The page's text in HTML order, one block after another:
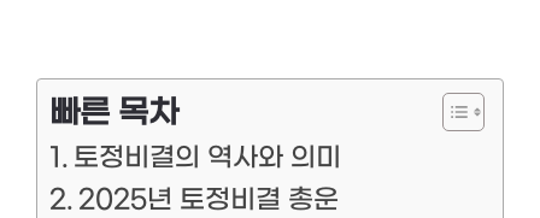
빠른 목차
토정비결의 역사와 의미
2025년 토정비결 총운